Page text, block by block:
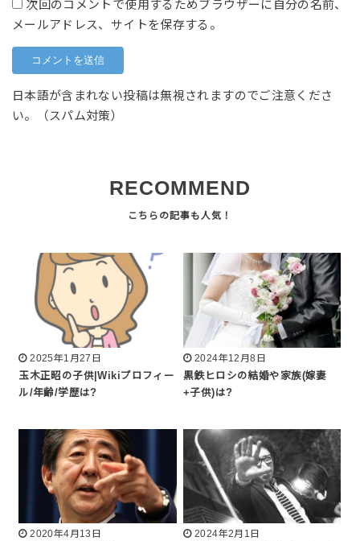
次回のコメントで使用するためブラウザーに自分の名前、
メールアドレス、サイトを保存する。
日本語が含まれない投稿は無視されますのでご注意くださ
い。（スパム対策）
RECOMMEND
2025年1月27日
玉木正昭の子供|Wikiプロフィー
ル/年齢/学歴は?
2024年12月8日
黒鉄ヒロシの結婚や家族(嫁妻
+子供)は?
2020年4月13日
2024年2月1日